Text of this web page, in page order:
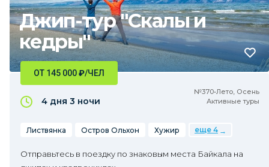
Джип-тур "Скалы и
кедры"
№370•Лето, Осень
Активные туры
ОТ 145 000₽/ЧЕЛ
4 дня 3 ночи
Листвянка Остров Ольхон Хужир еще 4
Отправьтесь в поездку по знаковым места Байкала на